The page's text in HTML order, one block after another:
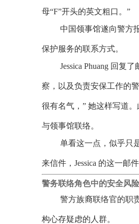
母“F”开头的英文粗口。”
中国领事馆遂向警方
保护服务的联系方式。
Jessica Phuang 回复
察，以及负责安保工作的
很有名气，” 她这样写道
与领事馆联络。
单看这一点，似乎只
来信件，Jessica 的这一邮
警务联络角色中的安全风险
警方族裔联络官的职
构心存疑虑的人群。